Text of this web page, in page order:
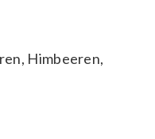
Himbeeren,